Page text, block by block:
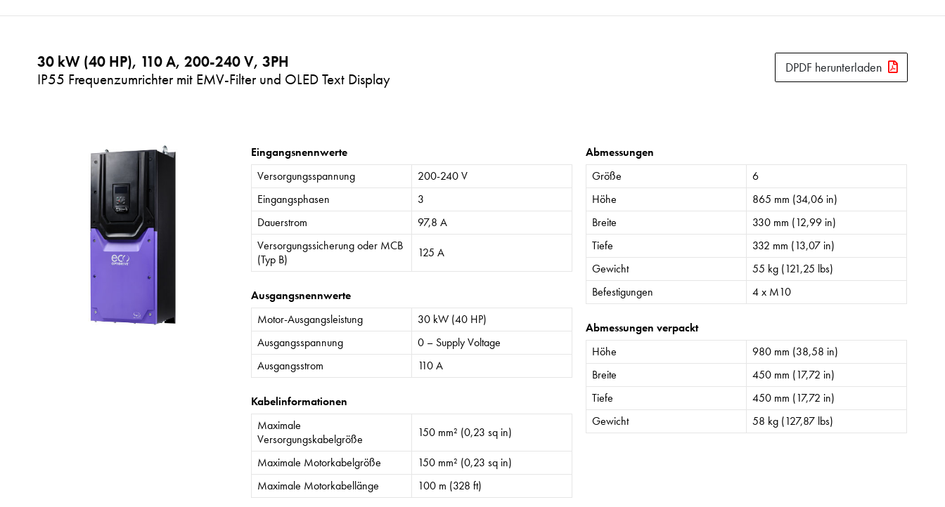
30 kW (40 HP), 110 A, 200-240 V, 3PH
IP55 Frequenzumrichter mit EMV-Filter und OLED Text Display
DPDF herunterladen
Eingangsnennwerte
Versorgungsspannung
200-240 V
Eingangsphasen
3
Dauerstrom
97,8 A
Versorgungssicherung oder MCB
(Typ B)
125 A
Ausgangsnennwerte
Motor-Ausgangsleistung
30 kW (40 HP)
Ausgangsspannung
0 – Supply Voltage
Ausgangsstrom
110 A
Kabelinformationen
Maximale
Versorgungskabelgröße
150 mm² (0,23 sq in)
Maximale Motorkabelgröße
150 mm² (0,23 sq in)
Maximale Motorkabellänge
100 m (328 ft)
Abmessungen
Größe
6
Höhe
865 mm (34,06 in)
Breite
330 mm (12,99 in)
Tiefe
332 mm (13,07 in)
Gewicht
55 kg (121,25 lbs)
Befestigungen
4 x M10
Abmessungen verpackt
Höhe
980 mm (38,58 in)
Breite
450 mm (17,72 in)
Tiefe
450 mm (17,72 in)
Gewicht
58 kg (127,87 lbs)